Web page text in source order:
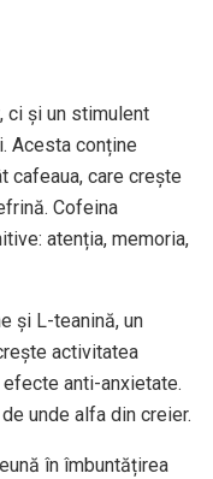
ci și un stimulent
Acesta conține
cafeaua, care crește
Cofeina
atenția, memoria,
și L-teanină, un
activitatea
anti-anxietate.
unde alfa din creier.
în îmbuntățirea